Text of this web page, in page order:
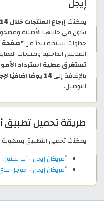
إيجل
يمكنك إرجاع المنتجات خلال 14 يومًا من تاريخ الفاتورة
تكون في حالتهـا الأصلية
خطوات بسيطة تبدأ من"صفحة
الملابس الداخلية ومنتجات
تستغرق عملية استرداد الأموال
بالإضافة إلى 14 يومًا إضافيًا لإجراءات البنك
التوصيل.
طريقة تحميل تطبيق
يمكنك تحميل التطبيق بسهولة
أمريكان إيجل - آب ستور.
أمريكان إيجل - جوجل